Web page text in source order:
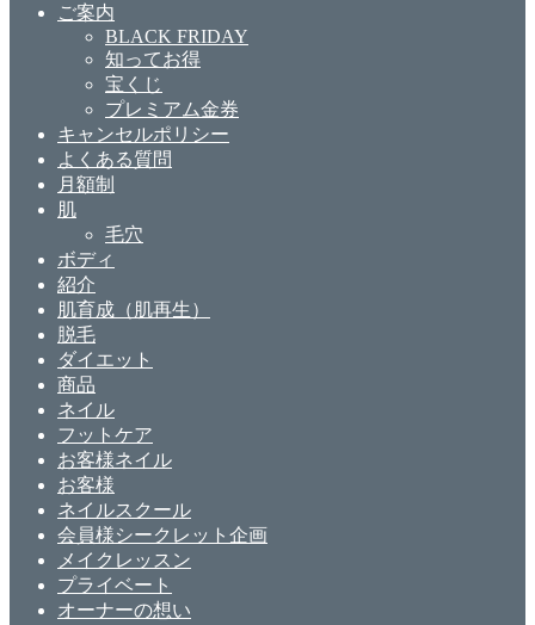
ご案内
BLACK FRIDAY
知ってお得
宝くじ
プレミアム金券
キャンセルポリシー
よくある質問
月額制
肌
毛穴
ボディ
紹介
肌育成（肌再生）
脱毛
ダイエット
商品
ネイル
フットケア
お客様ネイル
お客様
ネイルスクール
会員様シークレット企画
メイクレッスン
プライベート
オーナーの想い